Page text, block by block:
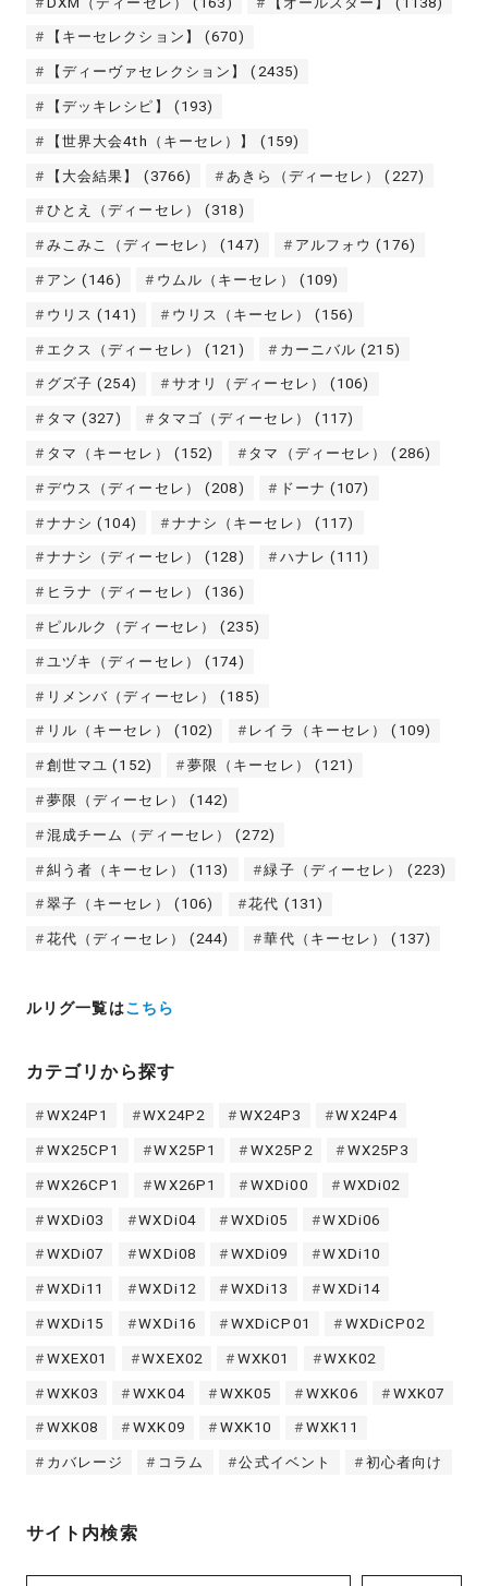
【キーセレクション】 (670)
【ディーヴァセレクション】 (2435)
【デッキレシピ】 (193)
【世界大会4th（キーセレ）】 (159)
【大会結果】 (3766) あきら（ディーセレ） (227)
ひとえ（ディーセレ） (318)
みこみこ（ディーセレ） (147) アルフォウ (176)
アン (146) ウムル（キーセレ） (109)
ウリス (141) ウリス（キーセレ） (156)
エクス（ディーセレ） (121) カーニバル (215)
グズ子 (254) サオリ（ディーセレ） (106)
タマ (327) タマゴ（ディーセレ） (117)
タマ（キーセレ） (152) タマ（ディーセレ） (286)
デウス（ディーセレ） (208) ドーナ (107)
ナナシ (104) ナナシ（キーセレ） (117)
ナナシ（ディーセレ） (128) ハナレ (111)
ヒラナ（ディーセレ） (136)
ピルルク（ディーセレ） (235)
ユヅキ（ディーセレ） (174)
リメンバ（ディーセレ） (185)
リル（キーセレ） (102) レイラ（キーセレ） (109)
創世マユ (152) 夢限（キーセレ） (121)
夢限（ディーセレ） (142)
混成チーム（ディーセレ） (272)
糾う者（キーセレ） (113) 緑子（ディーセレ） (223)
翠子（キーセレ） (106) 花代 (131)
花代（ディーセレ） (244) 華代（キーセレ） (137)
ルリグ一覧はこちら
カテゴリから探す
WX24P1 WX24P2 WX24P3 WX24P4
WX25CP1 WX25P1 WX25P2 WX25P3
WX26CP1 WX26P1 WXDi00 WXDi02
WXDi03 WXDi04 WXDi05 WXDi06
WXDi07 WXDi08 WXDi09 WXDi10
WXDi11 WXDi12 WXDi13 WXDi14
WXDi15 WXDi16 WXDiCP01 WXDiCP02
WXEX01 WXEX02 WXK01 WXK02
WXK03 WXK04 WXK05 WXK06 WXK07
WXK08 WXK09 WXK10 WXK11
カバレージ コラム 公式イベント 初心者向け
サイト内検索